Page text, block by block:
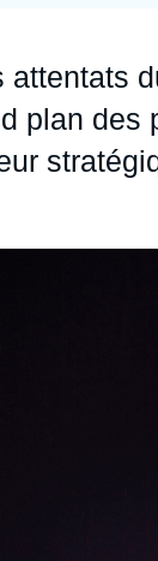
attentats
plan des